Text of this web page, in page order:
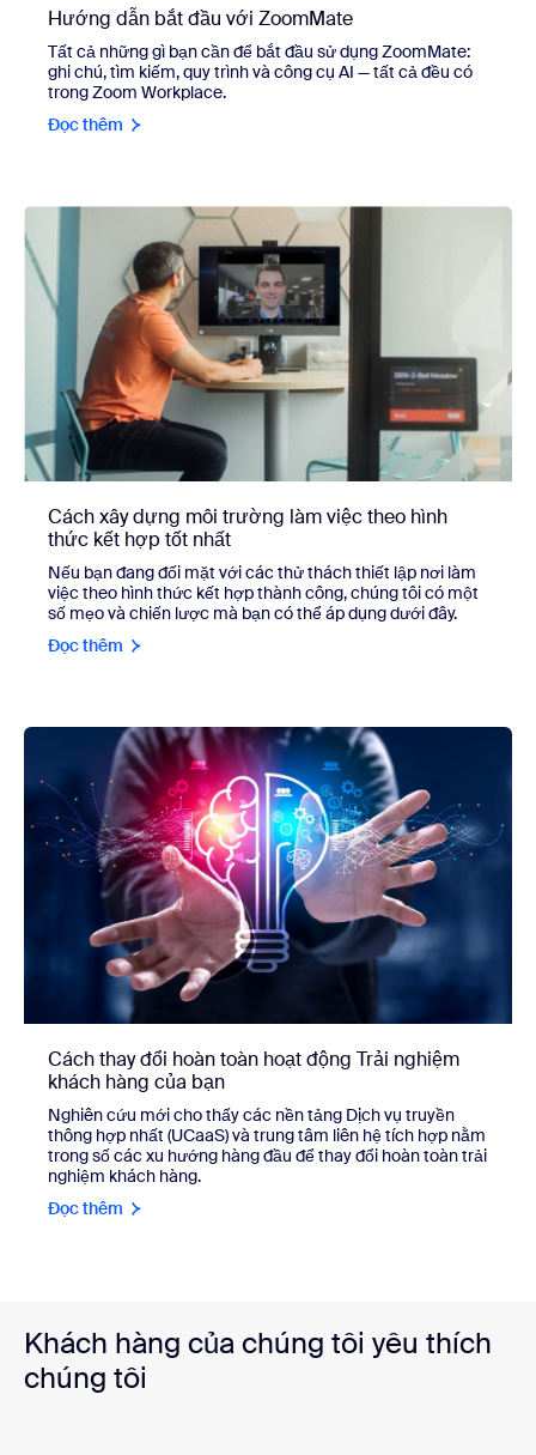
Hướng dẫn bắt đầu với ZoomMate
Tất cả những gì bạn cần để bắt đầu sử dụng ZoomMate:
ghi chú, tìm kiếm, quy trình và công cụ AI — tất cả đều có
trong Zoom Workplace.
Đọc thêm
Cách xây dựng môi trường làm việc theo hình
thức kết hợp tốt nhất
Nếu bạn đang đối mặt với các thử thách thiết lập nơi làm
việc theo hình thức kết hợp thành công, chúng tôi có một
số mẹo và chiến lược mà bạn có thể áp dụng dưới đây.
Đọc thêm
Cách thay đổi hoàn toàn hoạt động Trải nghiệm
khách hàng của bạn
Nghiên cứu mới cho thấy các nền tảng Dịch vụ truyền
thông hợp nhất (UCaaS) và trung tâm liên hệ tích hợp nằm
trong số các xu hướng hàng đầu để thay đổi hoàn toàn trải
nghiệm khách hàng.
Đọc thêm
Khách hàng của chúng tôi yêu thích
chúng tôi